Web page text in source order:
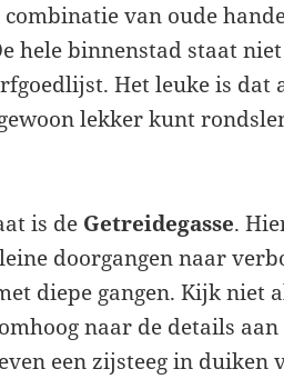
combinatie van oude
hele binnenstad staat
Het leuke is
lekker kunt
is de Getreidegasse.
doorgangen naar
diepe gangen. Kijk niet
naar de details aan
een zijsteeg in duiken